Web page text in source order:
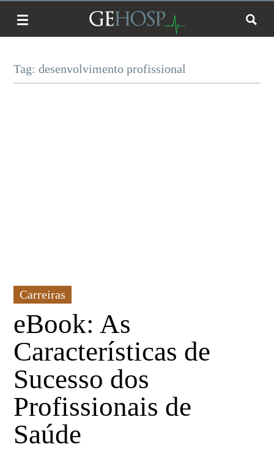
Tag: desenvolvimento profissional
Carreiras
eBook: As
Características de
Sucesso dos
Profissionais de
Saúde